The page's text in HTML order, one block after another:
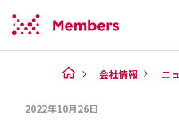
会社情報 ニュー
2022年10月26日